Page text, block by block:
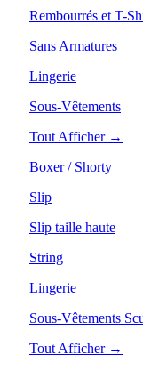
Rembourrés et T-
Sans Armatures
Lingerie
Sous-Vêtements
Tout Afficher →
Boxer / Shorty
Slip
Slip taille haute
String
Lingerie
Sous-Vêtements
Tout Afficher →